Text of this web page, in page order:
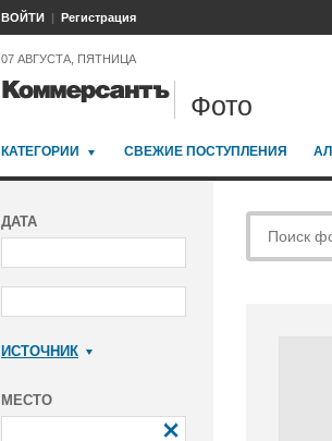
ВОЙТИ Регистрация
07 АВГУСТА, ПЯТНИЦА
Фото
КАТЕГОРИИ СВЕЖИЕ ПОСТУПЛЕНИЯ
ДАТА
ИСТОЧНИК
МЕСТО